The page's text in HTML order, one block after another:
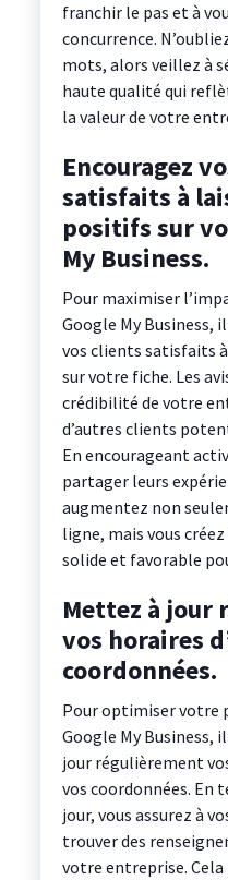
franchir le pas et à
concurrence.
mots, alors veillez à
haute qualité qui
la valeur de votre
Encouragez
satisfaits à
positifs sur
My Business.
Pour maximiser
Google My Business,
vos clients satisfaits
sur votre fiche. Les
crédibilité de votre
d’autres clients
En encourageant
partager leurs
augmentez non
ligne, mais vous
solide et favorable
Mettez à jour
vos horaires
coordonnées.
Pour optimiser votre
Google My Business,
jour régulièrement
vos coordonnées. En
jour, vous assurez à
trouver des
votre entreprise.